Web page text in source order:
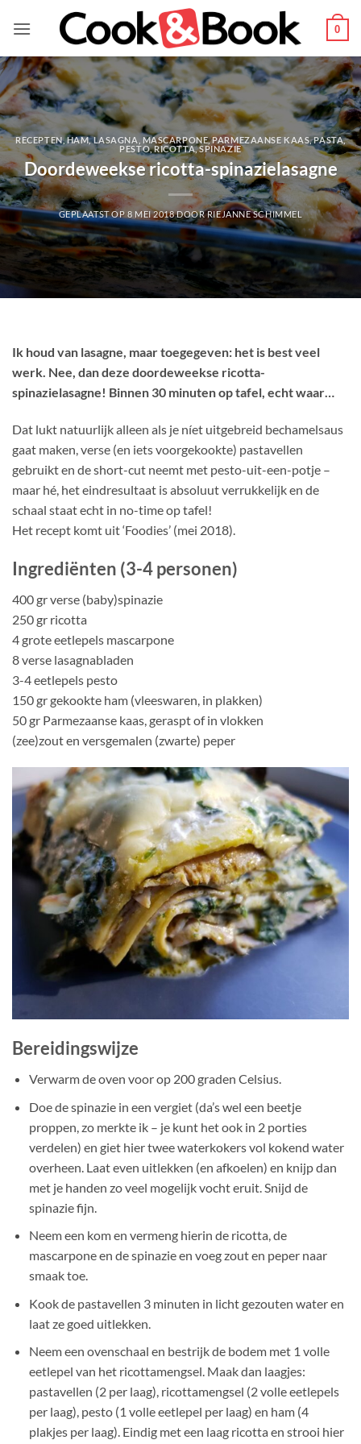
naar
0
RECEPTEN,HAM,LASAGNA MASCARPONE,PARMEZAANSE KAAS,PASTA,
PESTO,RICOTTA,SPINAZIE
Doordeweekse ricotta-spinazielasagne
GEPLAATST OP 8 MEI 2018DOORRIEJANNE SCHIMMEL
Ik houd van lasagne, maar toegegeven: het is best veel
werk. Nee, dan deze doordeweekse ricotta-
spinazielasagne! Binnen 30 minuten op tafel, echt waar…
Dat lukt natuurlijk alleen als je níet uitgebreid bechamelsaus
gaat maken, verse (en iets voorgekookte) pastavellen
gebruikt en de short-cut neemt met pesto-uit-een-potje –
maar hé, het eindresultaat is absoluut verrukkelijk en de
schaal staat echt in no-time op tafel!
Het recept komt uit ‘Foodies’ (mei 2018).
Ingrediënten (3-4 personen)
400 gr verse (baby)spinazie
250 gr ricotta
4 grote eetlepels mascarpone
8 verse lasagnabladen
3-4 eetlepels pesto
150 gr gekookte ham (vleeswaren, in plakken)
50 gr Parmezaanse kaas, geraspt of in vlokken
(zee)zout en versgemalen (zwarte) peper
Bereidingswijze
Verwarm de oven voor op 200 graden Celsius.
Doe de spinazie in een vergiet (da’s wel een beetje
proppen, zo merkte ik – je kunt het ook in 2 porties
verdelen) en giet hier twee waterkokers vol kokend water
overheen. Laat even uitlekken (en afkoelen) en knijp dan
met je handen zo veel mogelijk vocht eruit. Snijd de
spinazie fijn.
Neem een kom en vermeng hierin de ricotta, de
mascarpone en de spinazie en voeg zout en peper naar
smaak toe.
Kook de pastavellen 3 minuten in licht gezouten water en
laat ze goed uitlekken.
Neem een ovenschaal en bestrijk de bodem met 1 volle
eetlepel van het ricottamengsel. Maak dan laagjes:
pastavellen (2 per laag), ricottamengsel (2 volle eetlepels
per laag), pesto (1 volle eetlepel per laag) en ham (4
plakjes per laag). Eindig met een laag ricotta en strooi hier